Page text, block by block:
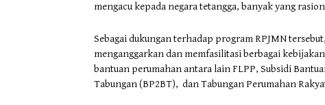
mengacu kepada negara tetangga, banyak yang
Sebagai dukungan terhadap program RPJMN
menganggarkan dan memfasilitasi berbagai
bantuan perumahan antara lain FLPP, Subsidi
Tabungan (BP2BT), dan Tabungan Perumahan